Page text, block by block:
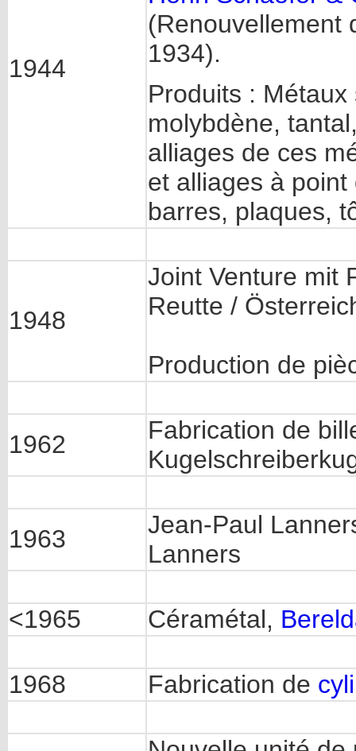
1944
(Renouvellement
1934).
Produits :
molybdène,
alliages de ces
et alliages à
barres, plaques,
1948
Joint Venture mit
Reutte /
Production de
1962
Fabrication de
1963
Jean-Paul
Lanners
<1965 Céramétal,
1968 Fabrication de